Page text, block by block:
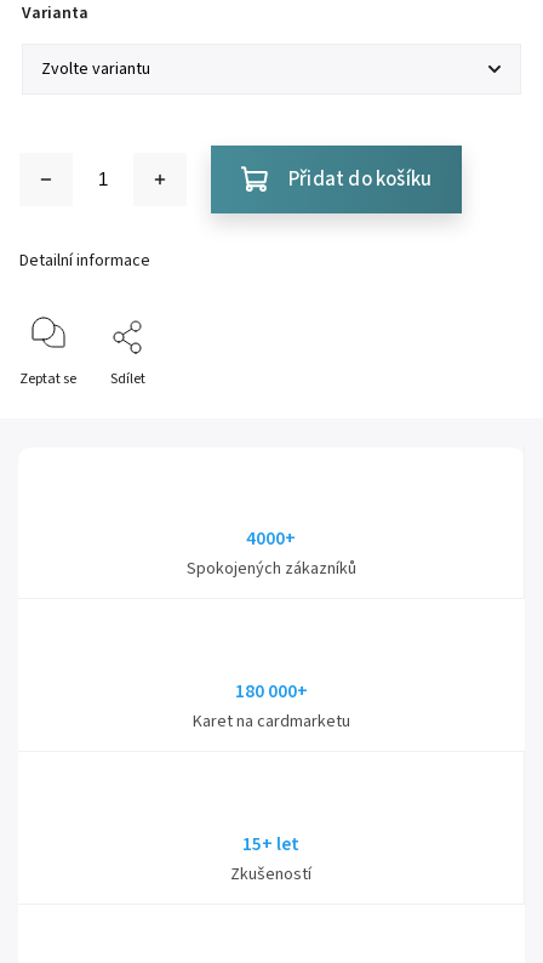
Varianta
Přidat do košíku
Detailní informace
Zeptat se Sdílet
4000+
Spokojených zákazníků
180 000+
Karet na cardmarketu
15+ let
Zkušeností